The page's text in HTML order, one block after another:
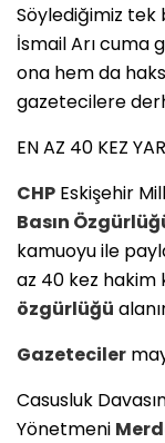
Söylediğimiz tek
İsmail Arı cuma
ona hem da
gazetecilere
EN AZ 40 KEZ
CHP Eskişehir
Basın
kamuoyu ile
az 40 kez hakim
özgürlüğü
Gazeteciler
Casusluk
Yönetmeni